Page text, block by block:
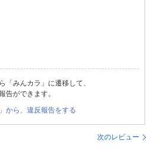
「みんカラ」に遷移して、
告ができます。
から、違反報告をする
次のレビュー